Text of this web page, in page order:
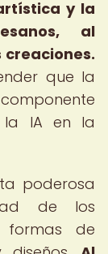
y la
al
que la
la IA en la
poderosa
de los
formas de